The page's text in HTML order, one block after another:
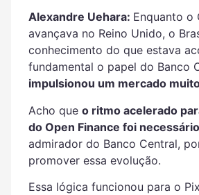
Alexandre Uehara: Enquanto o
avançava no Reino Unido, o
conhecimento do que estava
fundamental o papel do Banco
impulsionou um mercado
Acho que o ritmo acelerado
do Open Finance foi necessário
admirador do Banco Central,
promover essa evolução.
Essa lógica funcionou para o